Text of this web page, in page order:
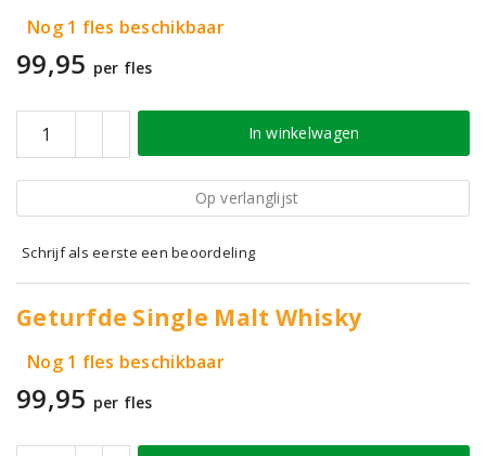
Nog 1 fles beschikbaar
99,95 per fles
In winkelwagen
Op verlanglijst
Schrijf als eerste een beoordeling
Geturfde Single Malt Whisky
Nog 1 fles beschikbaar
99,95 per fles